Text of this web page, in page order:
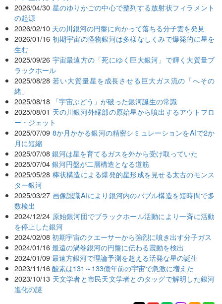
2026/04/30 星のゆりかごの中心で整列する放射状フィラメント
の起源
2026/02/10 天の川銀河の円盤に向かって落ちる分子雲を発見
2026/01/16 初期宇宙の怪物銀河は多様なしくみで爆発的に星を
生む
2025/09/26 宇宙最遠方の「死にゆく巨大銀河」で輝く大質量ブ
ラックホール
2025/08/28 若い大質量星を成長させる巨大ガス流の「へその
緒」
2025/08/18 「宇宙ぶどう」が破った銀河誕生の常識
2025/08/01 天の川銀河外縁部の原始星から噴出するアウトフロ
ー・ジェット
2025/07/09 8か月かかる銀河の精密シミュレーションをAIで2か
月に短縮
2025/07/08 銀河は星を育てるガスを外から受け取っていた
2025/07/04 銀河円盤が二層構造となる道筋
2025/05/28 棒状構造による爆発的星形成を見せる太古のモンス
ター銀河
2025/03/27 画像認識AIにより銀河内のバブル構造を短時間で多
数検出
2024/12/24 原始銀河団でブラックホール活動により一斉に活動
を停止した銀河
2024/02/08 初期宇宙のクエーサーから強烈に噴き出す分子ガス
2024/01/16 最遠の渦巻銀河の円盤に伝わる震動を検出
2024/01/09 最遠方銀河で理論予測を超える活発な星の誕生
2023/11/16 酸素は131～133億年前の宇宙で急激に増えた
2023/10/13 天文学者と市民天文学者とのタッグで解明した銀河
進化の謎